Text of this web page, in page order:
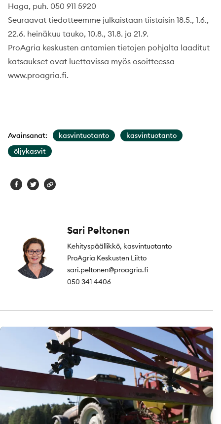
Haga, puh. 050 911 5920
Seuraavat tiedotteemme julkaistaan tiistaisin 18.5., 1.6.,
22.6. heinäkuu tauko, 10.8., 31.8. ja 21.9.
ProAgria keskusten antamien tietojen pohjalta laaditut
katsaukset ovat luettavissa myös osoitteessa
www.proagria.fi.
Avainsanat: kasvintuotanto
kasvintuotanto
öljykasvit
Sari Peltonen
Kehityspäällikkö, kasvintuotanto
ProAgria Keskusten Liitto
sari.peltonen@proagria.fi
050 341 4406